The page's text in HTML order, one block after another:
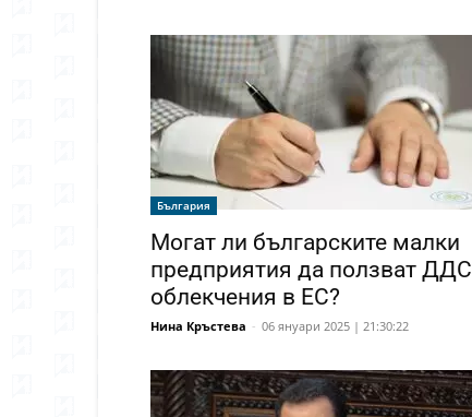
България
Могат ли българските малки
предприятия да ползват ДДС
облекчения в ЕС?
Нина Кръстева - 06 януари 2025 | 21:30:22